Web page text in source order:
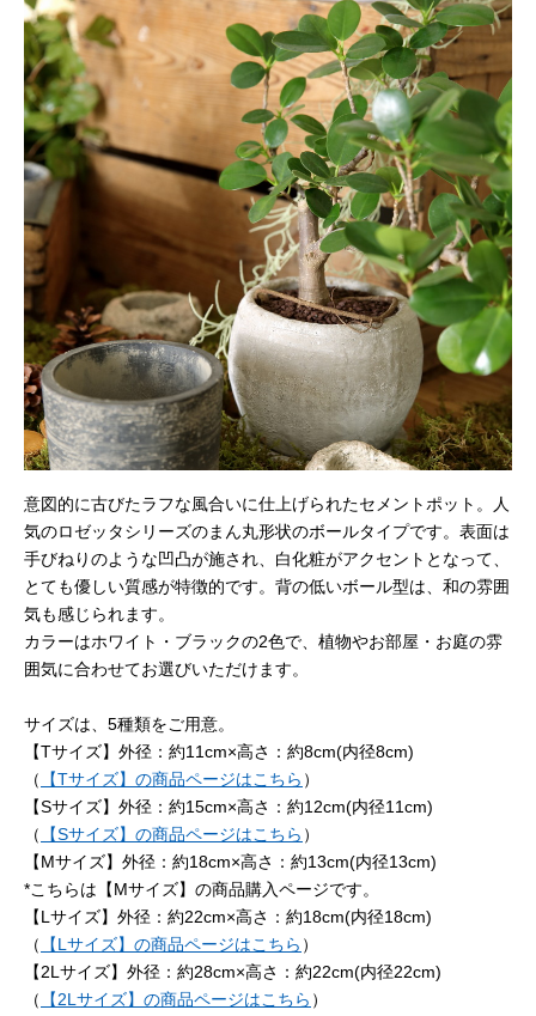
意図的に古びたラフな風合いに仕上げられたセメントポット。人
気のロゼッタシリーズのまん丸形状のボールタイプです。表面は
手びねりのような凹凸が施され、白化粧がアクセントとなって、
とても優しい質感が特徴的です。背の低いボール型は、和の雰囲
気も感じられます。
カラーはホワイト・ブラックの2色で、植物やお部屋・お庭の雰
囲気に合わせてお選びいただけます。
サイズは、5種類をご用意。
【Tサイズ】外径：約11cm×高さ：約8cm(内径8cm)
（
【Tサイズ】の商品ページはこちら ）
【Sサイズ】外径：約15cm×高さ：約12cm(内径11cm)
（
【Sサイズ】の商品ページはこちら ）
【Mサイズ】外径：約18cm×高さ：約13cm(内径13cm)
*こちらは【Mサイズ】の商品購入ページです。
【Lサイズ】外径：約22cm×高さ：約18cm(内径18cm)
（
【Lサイズ】の商品ページはこちら ）
【2Lサイズ】外径：約28cm×高さ：約22cm(内径22cm)
（
【2Lサイズ】の商品ページはこちら ）